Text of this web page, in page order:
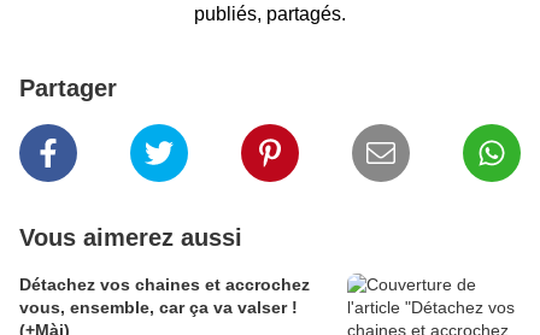
publiés, partagés.
Partager
Vous aimerez aussi
Détachez vos chaines et accrochez
vous, ensemble, car ça va valser !
(+Màj)